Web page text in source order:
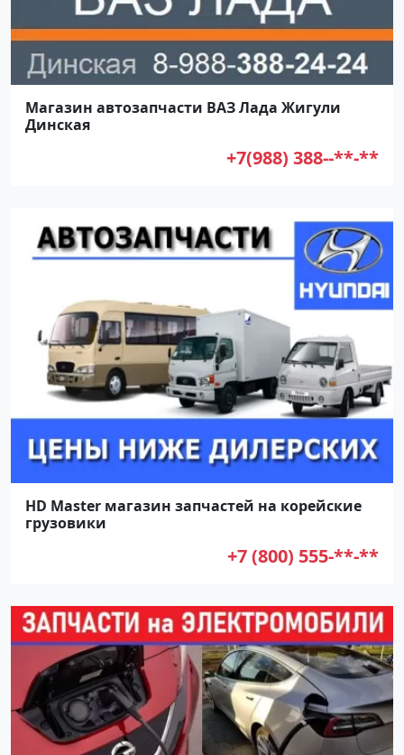
Магазин автозапчасти ВАЗ Лада Жигули
Динская
+7(988) 388--**-**
HD Master магазин запчастей на корейские
грузовики
+7 (800) 555-**-**